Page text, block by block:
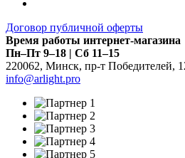
Договор публичной оферты
Время работы интернет-магазина
Пн–Пт 9–18 | Сб 11–15
220062, Минск, пр-т Победителей,
info@arlight.pro